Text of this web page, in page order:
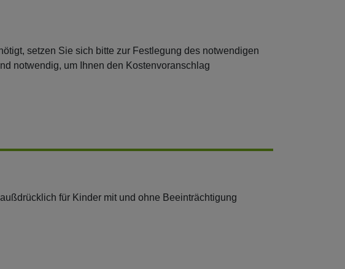
setzen Sie sich bitte zur Festlegung des notwendigen
notwendig, um Ihnen den Kostenvoranschlag
für Kinder mit und ohne Beeinträchtigung